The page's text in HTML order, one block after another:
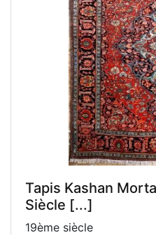
Tapis Kashan
Siècle [...]
19ème siècle